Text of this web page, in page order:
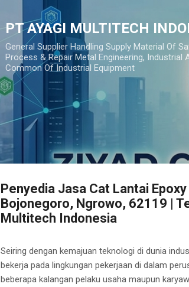
PT AYAGI MULTITECH
General Supplier Handling Supply Material Of
Process & Repair Metal Engineering, Industrial
Common Of Industrial Equipment
Penyedia Jasa Cat Lantai
Bojonegoro, Ngrowo, 62119 |
Multitech Indonesia
Seiring dengan kemajuan teknologi di dunia
bekerja pada lingkungan pekerjaan di dalam
beberapa kalangan pelaku usaha maupun